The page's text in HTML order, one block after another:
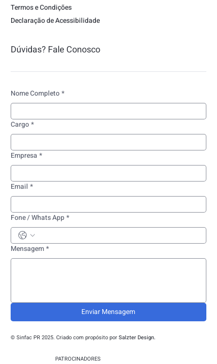
Dúvidas? Fale Conosco
Nome Completo *
Cargo *
Empresa *
Email *
Fone / Whats App *
Mensagem *
Enviar Mensagem
Termos e Condições
Declaração de Acessibilidade
© Sinfac PR 2025. Criado com propósito porSalzter Design.
PATROCINADORES